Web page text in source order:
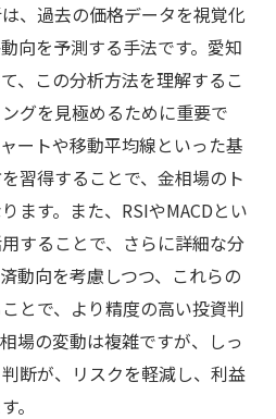
、過去の価格データを視覚化
向を予測する手法です。愛知
、この分析方法を理解するこ
グを見極めるために重要で
ートや移動平均線といった基
習得することで、金相場のト
ます。また、RSIやMACDとい
することで、さらに詳細な分
動向を考慮しつつ、これらの
とで、より精度の高い投資判
場の変動は複雑ですが、しっ
断が、リスクを軽減し、利益
。